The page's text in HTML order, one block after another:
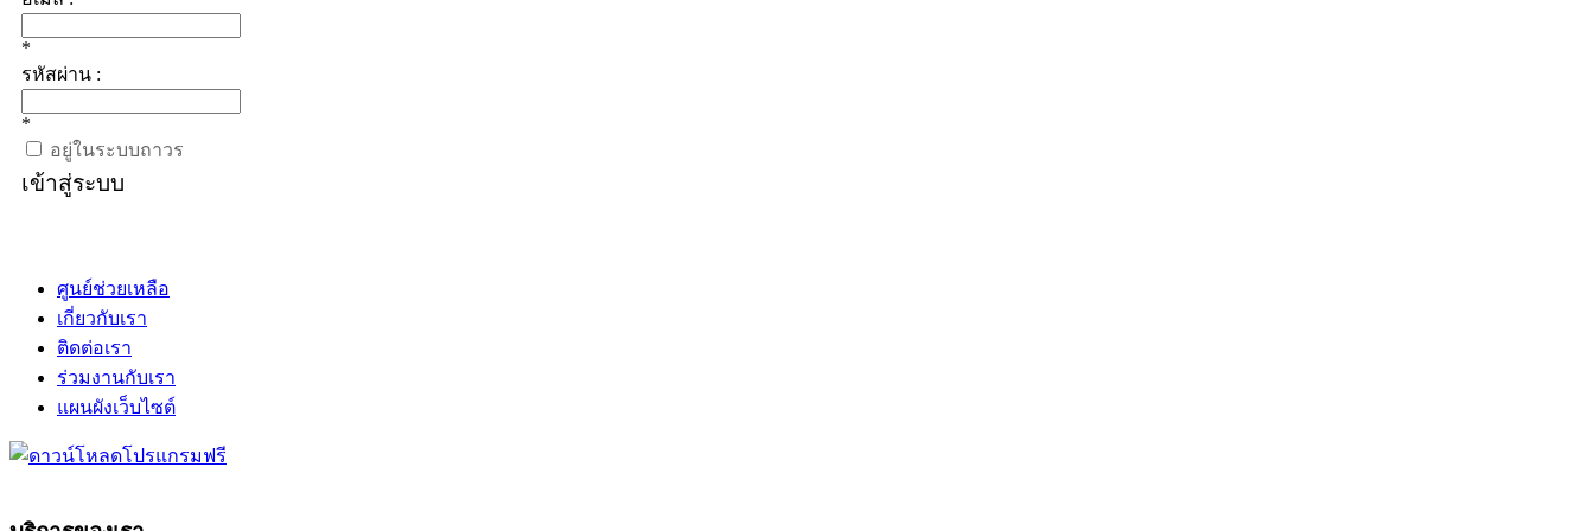
*
รหัสผ่าน :
*
อยู่ในระบบถาวร
เข้าสู่ระบบ
ศูนย์ช่วยเหลือ
เกี่ยวกับเรา
ติดต่อเรา
ร่วมงานกับเรา
แผนผังเว็บไซต์